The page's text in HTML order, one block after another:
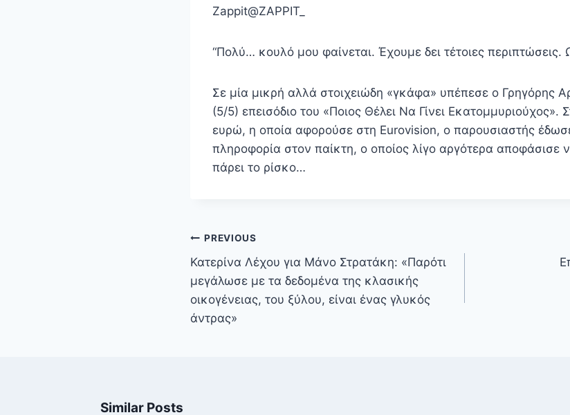
Zappit@ZAPPIT_
“Πολύ… κουλό μου φαίνεται. Έχουμε δει τέτοιες περιπτώσεις.
Σε μία μικρή αλλά στοιχειώδη «γκάφα» υπέπεσε ο Γρηγόρης
(5/5) επεισόδιο του «Ποιος Θέλει Να Γίνει
ευρώ, η οποία αφορούσε στη Eurovision, ο παρουσιαστής
πληροφορία στον παίκτη, ο οποίος λίγο αργότερα αποφάσισε
πάρει το ρίσκο…
Πλοήγηση
άρθρων
PREVIOUS
Κατερίνα Λέχου για Μάνο Στρατάκη: «Παρότι
μεγάλωσε με τα δεδομένα της κλασικής
οικογένειας, του ξύλου, είναι ένας γλυκός
άντρας»
Similar Posts